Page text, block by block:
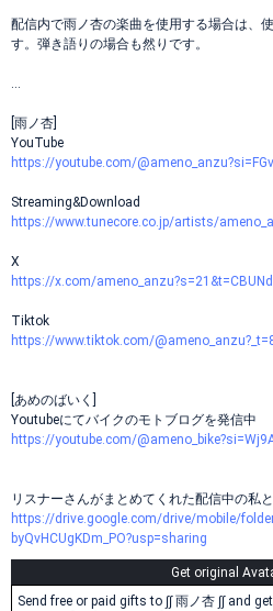
配信内で雨ノ杏の楽曲を使用する場合は、
す。弾き語りの場合も然りです。
…
[雨ノ杏]
YouTube
https://youtube.com/
Streaming&Download
https://www.tunecore.co.jp/artists/
X
https://x.com/
Tiktok
https://www.tiktok.com/
[あめのばいく]
Youtubeにてバイクのモトブログを発信中
https://youtube.com/
リスナーさんがまとめてくれた配信中の私と
https://drive.google.com/drive/mobile/
byQvHCUgKDm_PO?usp=sharing
Get original
Send free or paid gifts to ∫∫ 雨ノ杏 ∫∫ and